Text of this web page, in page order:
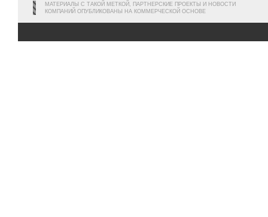
МАТЕРИАЛЫ С ТАКОЙ МЕТКОЙ, ПАРТНЕРСКИЕ ПРОЕКТЫ И НОВОСТИ
КОМПАНИЙ ОПУБЛИКОВАНЫ НА КОММЕРЧЕСКОЙ ОСНОВЕ